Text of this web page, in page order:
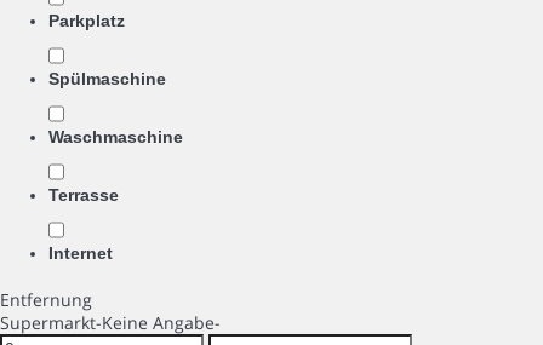
Parkplatz
Spülmaschine
Waschmaschine
Terrasse
Internet
Entfernung
Supermarkt-Keine Angabe-